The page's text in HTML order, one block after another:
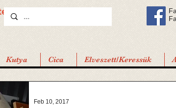
Kutya Cica Elveszett/Keressük
Feb 10, 2017